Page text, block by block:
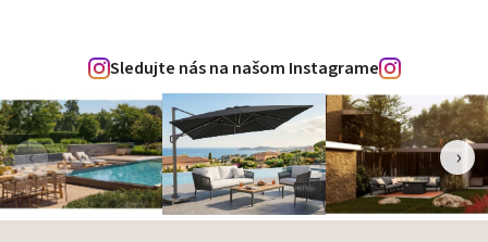
Sledujte nás na našom Instagrame
‹ ›